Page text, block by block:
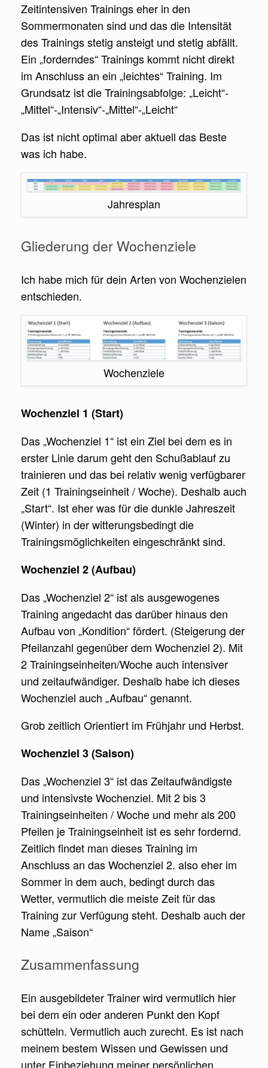
Zeitintensiven Trainings eher in den
Sommermonaten sind und das die Intensität
des Trainings stetig ansteigt und stetig abfällt.
Ein „forderndes“ Trainings kommt nicht direkt
im Anschluss an ein „leichtes“ Training. Im
Grundsatz ist die Trainingsabfolge: „Leicht“-
„Mittel“-„Intensiv“-„Mittel“-„Leicht“
Das ist nicht optimal aber aktuell das Beste
was ich habe.
Jahresplan
Gliederung der Wochenziele
Ich habe mich für dein Arten von Wochenzielen
entschieden.
Wochenziele
Wochenziel 1 (Start)
Das „Wochenziel 1“ ist ein Ziel bei dem es in
erster Linie darum geht den Schußablauf zu
trainieren und das bei relativ wenig verfügbarer
Zeit (1 Trainingseinheit / Woche). Deshalb auch
„Start“. Ist eher was für die dunkle Jahreszeit
(Winter) in der witterungsbedingt die
Trainingsmöglichkeiten eingeschränkt sind.
Wochenziel 2 (Aufbau)
Das „Wochenziel 2“ ist als ausgewogenes
Training angedacht das darüber hinaus den
Aufbau von „Kondition“ fördert. (Steigerung der
Pfeilanzahl gegenüber dem Wochenziel 2). Mit
2 Trainingseinheiten/Woche auch intensiver
und zeitaufwändiger. Deshalb habe ich dieses
Wochenziel auch „Aufbau“ genannt.
Grob zeitlich Orientiert im Frühjahr und Herbst.
Wochenziel 3 (Saison)
Das „Wochenziel 3“ ist das Zeitaufwändigste
und intensivste Wochenziel. Mit 2 bis 3
Trainingseinheiten / Woche und mehr als 200
Pfeilen je Trainingseinheit ist es sehr fordernd.
Zeitlich findet man dieses Training im
Anschluss an das Wochenziel 2. also eher im
Sommer in dem auch, bedingt durch das
Wetter, vermutlich die meiste Zeit für das
Training zur Verfügung steht. Deshalb auch der
Name „Saison“
Zusammenfassung
Ein ausgebildeter Trainer wird vermutlich hier
bei dem ein oder anderen Punkt den Kopf
schütteln. Vermutlich auch zurecht. Es ist nach
meinem bestem Wissen und Gewissen und
unter Einbeziehung meiner persönlichen